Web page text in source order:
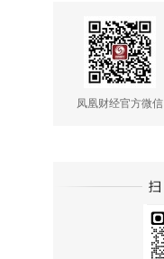
凤凰财经官方微信